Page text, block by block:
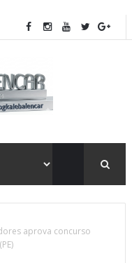
aprova concurso